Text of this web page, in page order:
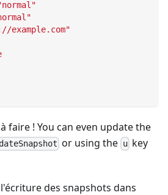
example.com"
faire ! You can even update the
or using the ukey
des snapshots dans